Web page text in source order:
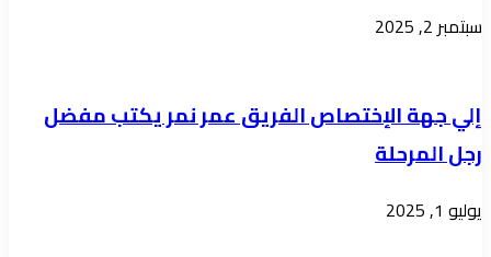
سبتمبر 2, 2025
إلي جهة الإختصاص الفريق عمر نمر يكتب مفضل
رجل المرحلة
يوليو 1, 2025